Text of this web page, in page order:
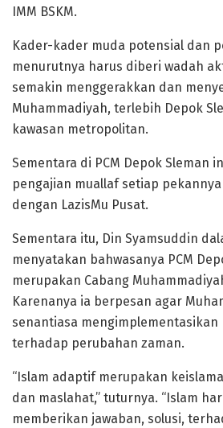
IMM BSKM.
Kader-kader muda potensial dan
menurutnya harus diberi wadah
semakin menggerakkan dan
Muhammadiyah, terlebih Depok
kawasan metropolitan.
Sementara di PCM Depok Sleman
pengajian muallaf setiap
dengan LazisMu Pusat.
Sementara itu, Din Syamsuddin
menyatakan bahwasanya PCM
merupakan Cabang
Karenanya ia berpesan agar
senantiasa mengimplementasikan
terhadap perubahan zaman.
“Islam adaptif merupakan
dan maslahat,” tuturnya. “Islam
memberikan jawaban, solusi,